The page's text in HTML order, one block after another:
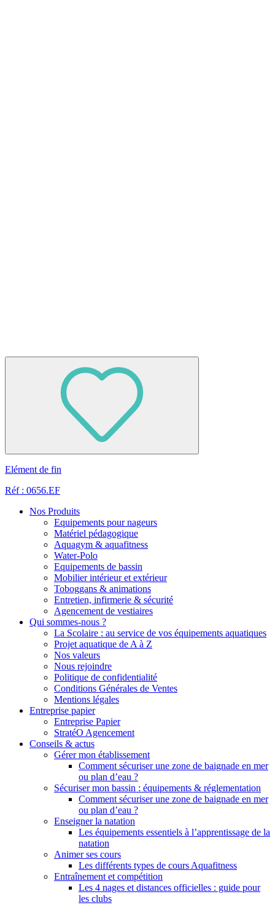
Elément de fin
Réf : 0656.EF
Nos Produits
Equipements pour nageurs
Matériel pédagogique
Aquagym & aquafitness
Water-Polo
Equipements de bassin
Mobilier intérieur et extérieur
Toboggans & animations
Entretien, infirmerie & sécurité
Agencement de vestiaires
Qui sommes-nous ?
La Scolaire : au service de vos équipements aquatiques
Projet aquatique de A à Z
Nos valeurs
Nous rejoindre
Politique de confidentialité
Conditions Générales de Ventes
Mentions légales
Entreprise papier
Entreprise Papier
StratéO Agencement
Conseils & actus
Gérer mon établissement
Comment sécuriser une zone de baignade en mer
ou plan d’eau ?
Sécuriser mon bassin : équipements & réglementation
Comment sécuriser une zone de baignade en mer
ou plan d’eau ?
Enseigner la natation
Les équipements essentiels à l’apprentissage de la
natation
Animer ses cours
Les différents types de cours Aquafitness
Entraînement et compétition
Les 4 nages et distances officielles : guide pour
les clubs